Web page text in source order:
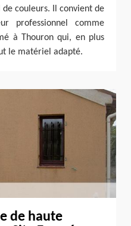
couleurs. Il convient de
professionnel comme
à Thouron qui, en plus
le matériel adapté.
de haute